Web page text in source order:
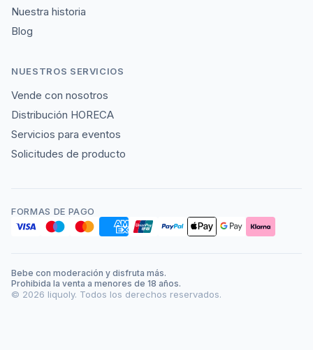
Nuestra historia
Blog
NUESTROS SERVICIOS
Vende con nosotros
Distribución HORECA
Servicios para eventos
Solicitudes de producto
FORMAS DE PAGO
Bebe con moderación y disfruta más.
Prohibida la venta a menores de 18 años.
© 2026 liquoly. Todos los derechos reservados.